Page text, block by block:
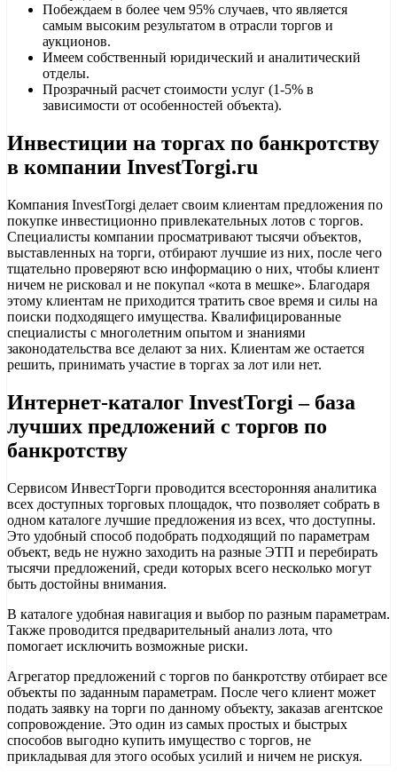
Побеждаем в более чем 95% случаев, что является
самым высоким результатом в отрасли торгов и
аукционов.
Имеем собственный юридический и аналитический
отделы.
Прозрачный расчет стоимости услуг (1-5% в
зависимости от особенностей объекта).
Инвестиции на торгах по банкротству
в компании InvestTorgi.ru
Компания InvestTorgi делает своим клиентам предложения по
покупке инвестиционно привлекательных лотов с торгов.
Специалисты компании просматривают тысячи объектов,
выставленных на торги, отбирают лучшие из них, после чего
тщательно проверяют всю информацию о них, чтобы клиент
ничем не рисковал и не покупал «кота в мешке». Благодаря
этому клиентам не приходится тратить свое время и силы на
поиски подходящего имущества. Квалифицированные
специалисты с многолетним опытом и знаниями
законодательства все делают за них. Клиентам же остается
решить, принимать участие в торгах за лот или нет.
Интернет-каталог InvestTorgi – база
лучших предложений с торгов по
банкротству
Сервисом ИнвестТорги проводится всесторонняя аналитика
всех доступных торговых площадок, что позволяет собрать в
одном каталоге лучшие предложения из всех, что доступны.
Это удобный способ подобрать подходящий по параметрам
объект, ведь не нужно заходить на разные ЭТП и перебирать
тысячи предложений, среди которых всего несколько могут
быть достойны внимания.
В каталоге удобная навигация и выбор по разным параметрам.
Также проводится предварительный анализ лота, что
помогает исключить возможные риски.
Агрегатор предложений с торгов по банкротству отбирает все
объекты по заданным параметрам. После чего клиент может
подать заявку на торги по данному объекту, заказав агентское
сопровождение. Это один из самых простых и быстрых
способов выгодно купить имущество с торгов, не
прикладывая для этого особых усилий и ничем не рискуя.